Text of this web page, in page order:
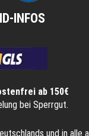
INFOS
ab 150€
bei Sperrgut.
und in alle